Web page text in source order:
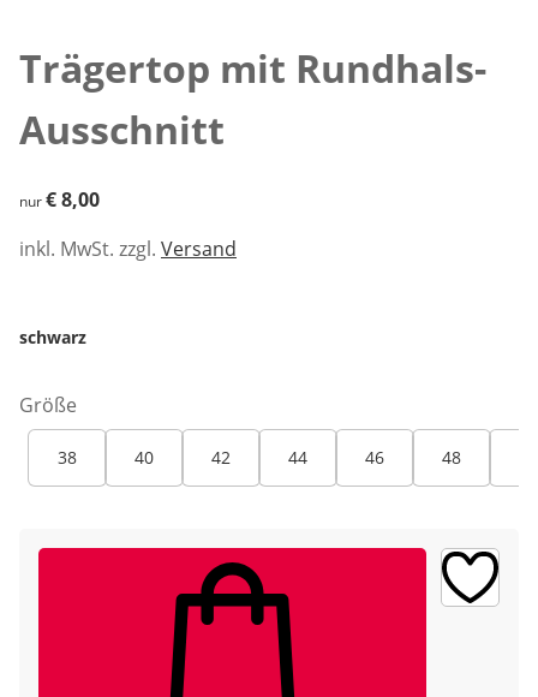
Trägertop mit Rundhals-
Ausschnitt
€ 8,00
nur€ 8,00
inkl. MwSt. zzgl. Versand
schwarz
Größe
38 40 42 44 46 48